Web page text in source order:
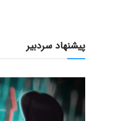
پیشنهاد سردبیر